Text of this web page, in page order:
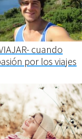
cuando
por los viajes